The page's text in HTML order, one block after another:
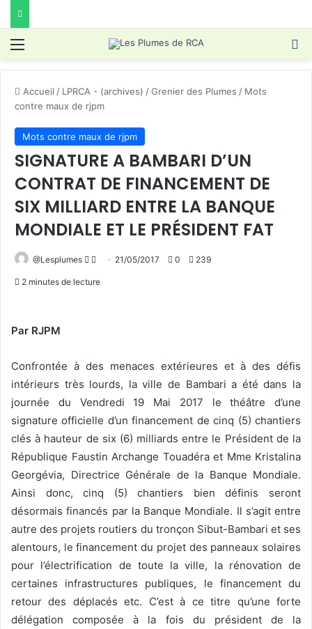
Menu
Accueil / LPRCA - (archives) /Grenier des Plumes / Mots
contre maux de rjpm
Mots contre maux de rjpm
SIGNATURE A BAMBARI D’UN
CONTRAT DE FINANCEMENT DE
SIX MILLIARD ENTRE LA BANQUE
MONDIALE ET LE PRÉSIDENT FAT
@Lesplumes
Follow
Envoyer21/05/2017 0 239
2 minutes de lecture
Par RJPM
Confrontée à des menaces extérieures et à des défis
intérieurs très lourds, la ville de Bambari a été dans la
journée du Vendredi 19 Mai 2017 le théâtre d’une
signature officielle d’un financement de cinq (5) chantiers
clés à hauteur de six (6) milliards entre le Président de la
République Faustin Archange Touadéra et Mme Kristalina
Georgévia, Directrice Générale de la Banque Mondiale.
Ainsi donc, cinq (5) chantiers bien définis seront
désormais financés par la Banque Mondiale. Il s’agit entre
autre des projets routiers du tronçon Sibut-Bambari et ses
alentours, le financement du projet des panneaux solaires
pour l’électrification de toute la ville, la rénovation de
certaines infrastructures publiques, le financement du
retour des déplacés etc. C’est à ce titre qu’une forte
délégation composée à la fois du président de la